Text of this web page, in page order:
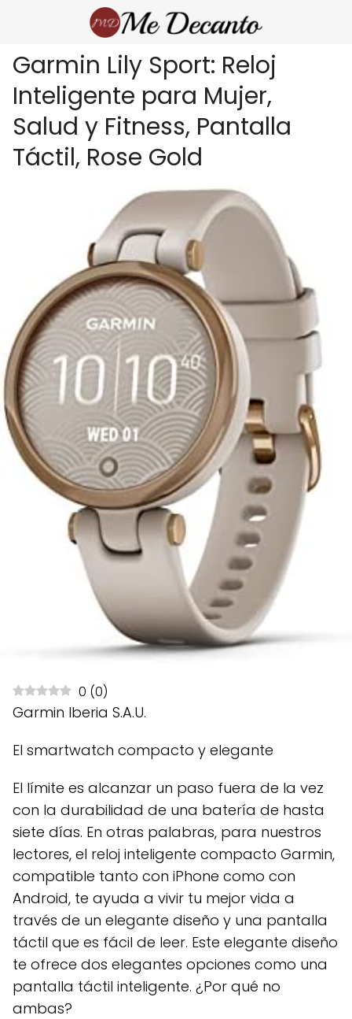
Garmin Lily Sport: Reloj
Inteligente para Mujer,
Salud y Fitness, Pantalla
Táctil, Rose Gold
0 (0)
Garmin Iberia S.A.U.
El smartwatch compacto y elegante
El límite es alcanzar un paso fuera de la vez
con la durabilidad de una batería de hasta
siete días. En otras palabras, para nuestros
lectores, el reloj inteligente compacto Garmin,
compatible tanto con iPhone como con
Android, te ayuda a vivir tu mejor vida a
través de un elegante diseño y una pantalla
táctil que es fácil de leer. Este elegante diseño
te ofrece dos elegantes opciones como una
pantalla táctil inteligente. ¿Por qué no
ambas?